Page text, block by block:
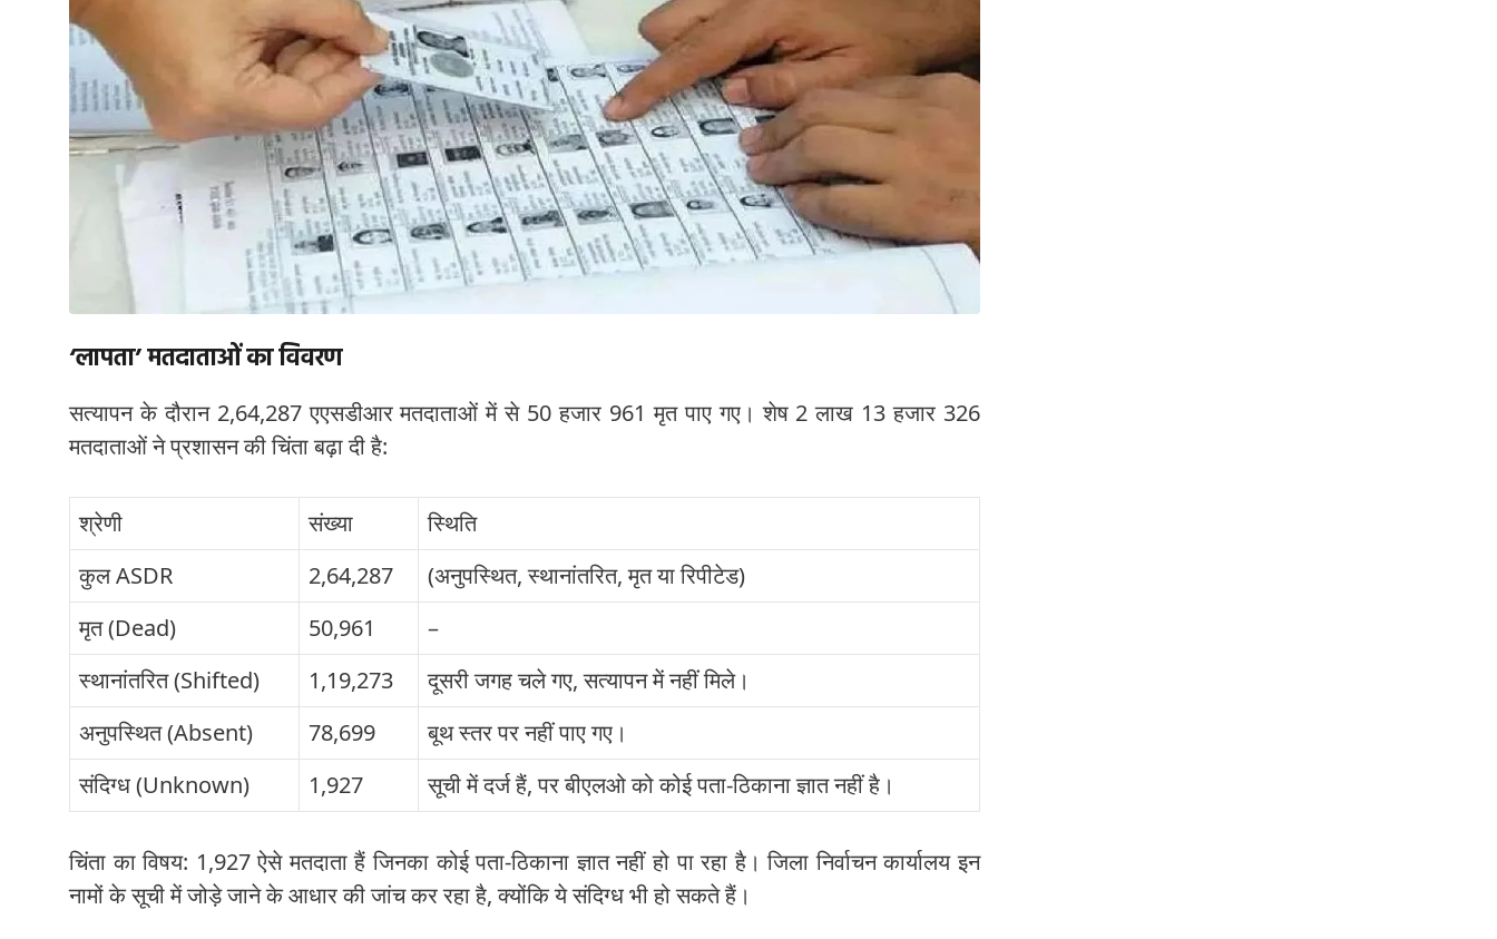
‘लापता’ मतदाताओं का विवरण
सत्यापन के दौरान 2,64,287 एएसडीआर मतदाताओं में से 50 हजार 961 मृत पाए गए। शेष 2 लाख 13 हजार 326
मतदाताओं ने प्रशासन की चिंता बढ़ा दी है:
श्रेणी संख्या
स्थिति
कुल ASDR
2,64,287
(अनुपस्थित, स्थानांतरित, मृत या रिपीटेड)
मृत (Dead)
50,961
–
स्थानांतरित (Shifted)
1,19,273
दूसरी जगह चले गए, सत्यापन में नहीं मिले।
अनुपस्थित (Absent)
78,699
बूथ स्तर पर नहीं पाए गए।
संदिग्ध (Unknown)
1,927 सूची में दर्ज हैं, पर बीएलओ को कोई पता-ठिकाना ज्ञात नहीं है।
चिंता का विषय: 1,927 ऐसे मतदाता हैं जिनका कोई पता-ठिकाना ज्ञात नहीं हो पा रहा है। जिला निर्वाचन कार्यालय इन
नामों के सूची में जोड़े जाने के आधार की जांच कर रहा है, क्योंकि ये संदिग्ध भी हो सकते हैं।